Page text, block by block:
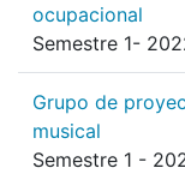
ocupacional
Semestre 1-
Grupo de
musical
Semestre 1 -